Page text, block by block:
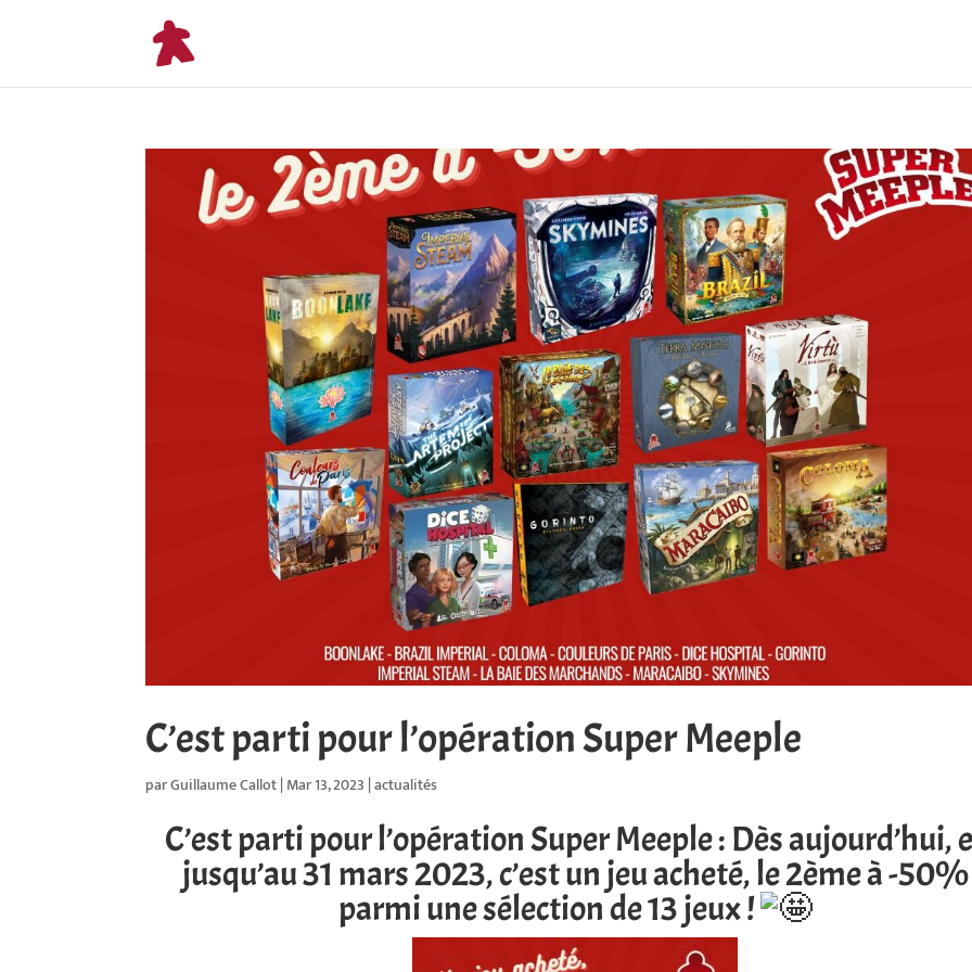
C’est parti pour l’opération Super Meeple
parGuillaume Callot|Mar 13, 2023 |actualités
C’est parti pour l’opérationSuper Meeple: Dès aujourd’hui,
jusqu’au 31 mars 2023, c’est un jeu acheté, le 2ème à -50%
parmi une sélection de 13 jeux !